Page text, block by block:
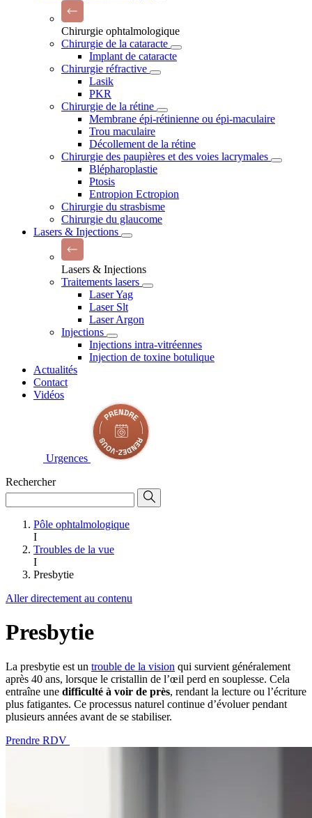
Chirurgie ophtalmologique
Chirurgie de la cataracte
Implant de cataracte
Chirurgie réfractive
Lasik
PKR
Chirurgie de la rétine
Membrane épi-rétinienne ou épi-maculaire
Trou maculaire
Décollement de la rétine
Chirurgie des paupières et des voies lacrymales
Blépharoplastie
Ptosis
Entropion Ectropion
Chirurgie du strasbisme
Chirurgie du glaucome
Lasers & Injections
Lasers & Injections
Traitements lasers
Laser Yag
Laser Slt
Laser Argon
Injections
Injections intra-vitréennes
Injection de toxine botulique
Actualités
Contact
Vidéos
Urgences
Rechercher
Pôle ophtalmologique
I
Troubles de la vue
I
Presbytie
Aller directement au contenu
Presbytie
La presbytie est un trouble de la vision qui survient généralement
après 40 ans, lorsque le cristallin de l’œil perd en souplesse. Cela
entraîne une difficulté à voir de près, rendant la lecture ou l’écriture
plus fatigantes. Ce processus naturel continue d’évoluer pendant
plusieurs années avant de se stabiliser.
Prendre RDV